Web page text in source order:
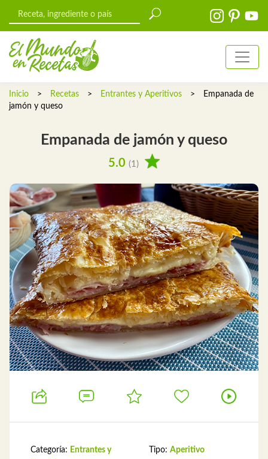
Inicio > Recetas > Entrantes y Aperitivos >
Empanada de
jamón y queso
Empanada de jamón y queso
5.0 (1)
Categoría: Entrantes y
Tipo: Aperitivo